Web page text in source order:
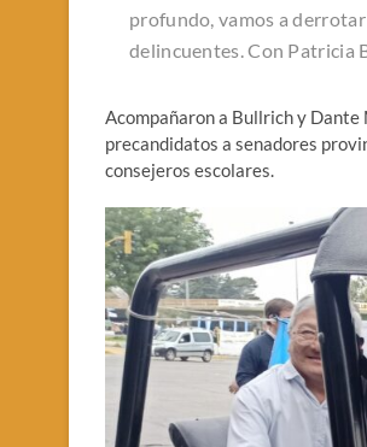
profundo, vamos a
delincuentes. Con Patricia
Acompañaron a Bullrich y
precandidatos a senadores
consejeros escolares.